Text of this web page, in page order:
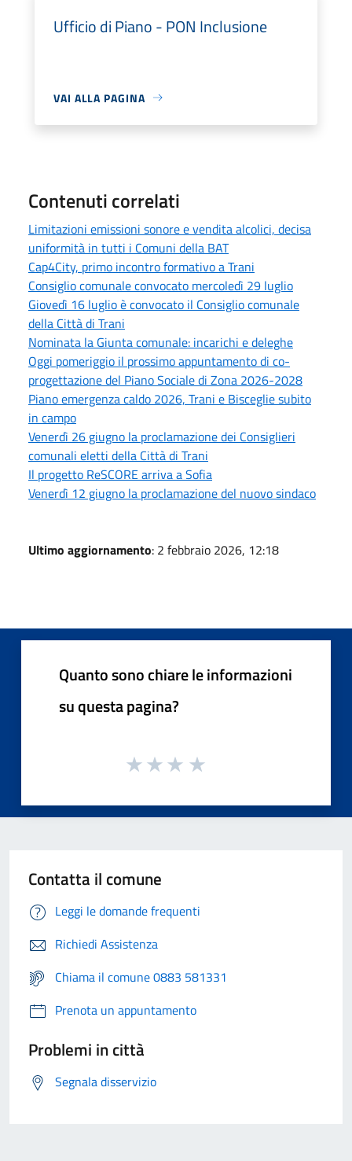
Ufficio di Piano - PON Inclusione
VAI ALLA PAGINA
Contenuti correlati
Limitazioni emissioni sonore e vendita alcolici, decisa
uniformità in tutti i Comuni della BAT
Cap4City, primo incontro formativo a Trani
Consiglio comunale convocato mercoledì 29 luglio
Giovedì 16 luglio è convocato il Consiglio comunale
della Città di Trani
Nominata la Giunta comunale: incarichi e deleghe
Oggi pomeriggio il prossimo appuntamento di co-
progettazione del Piano Sociale di Zona 2026-2028
Piano emergenza caldo 2026, Trani e Bisceglie subito
in campo
Venerdì 26 giugno la proclamazione dei Consiglieri
comunali eletti della Città di Trani
Il progetto ReSCORE arriva a Sofia
Venerdì 12 giugno la proclamazione del nuovo sindaco
Ultimo aggiornamento: 2 febbraio 2026, 12:18
Quanto sono chiare le informazioni
su questa pagina?
Contatta il comune
Leggi le domande frequenti
Richiedi Assistenza
Chiama il comune 0883 581331
Prenota un appuntamento
Problemi in città
Segnala disservizio